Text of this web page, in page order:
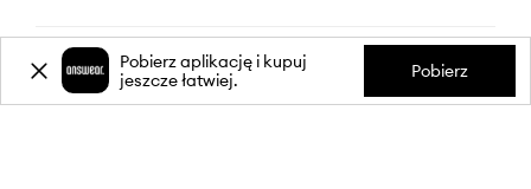
INFORMACJEPobierz aplikację i kupuj
jeszcze łatwiej.
Pobierz